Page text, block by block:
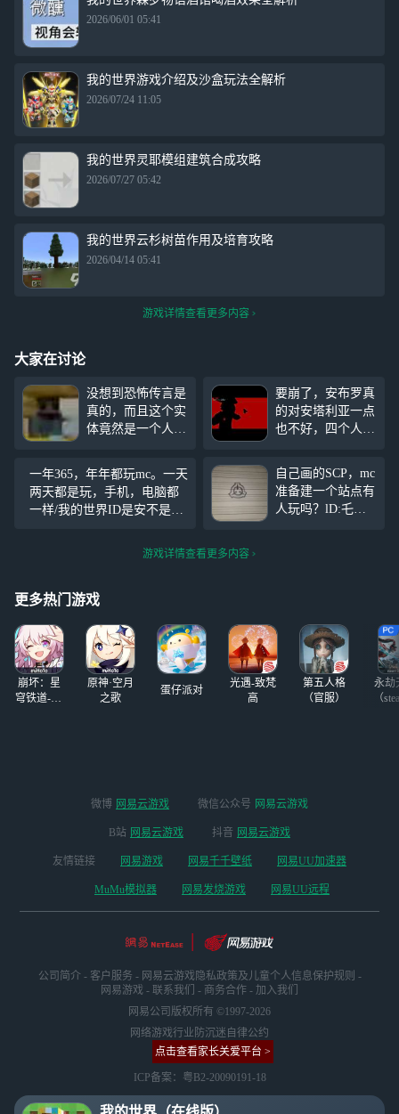
2026/06/01 05:41
我的世界游戏介绍及沙盒玩法全解析
2026/07/24 11:05
我的世界灵耶模组建筑合成攻略
2026/07/27 05:42
我的世界云杉树苗作用及培育攻略
2026/04/14 05:41
游戏详情查看更多内容
大家在讨论
没想到恐怖传言是
真的，而且这个实
体竟然是一个人的
的，你们千万不要
去是否则会！太吓
人了，还是不要去
要崩了，安布罗真
的对安塔利亚一点
也不好，四个人，
个，心疼，泡芙—
涅普—阿秩—Keve
n—小天使们回
家，呜呜呜，校长
一年365，年年都玩mc。一天
两天都是玩，手机，电脑都
一样/我的世界ID是安不是环
哥。就看你们加不加了？
自己画的SCP，mc
准备建一个站点有
人玩吗？lD:乇片
版无法私聊。亡者
听我的第一天得吃
几把枪，只要不是
游戏详情查看更多内容
更多热门游戏
崩坏：星
穹铁道-4.4
原神·空月
之歌
蛋仔派对
光遇-致梵
高
第五人格
（官服）
永劫
（
微博 网易云游戏 微信公众号 网易云游戏
B站 网易云游戏 抖音 网易云游戏
友情链接 网易游戏 网易千千壁纸 网易UU加速器
MuMu模拟器 网易发烧游戏 网易UU远程
公司简介 - 客户服务 - 网易云游戏隐私政策及儿童个人信息保护规则 -
网易游戏 - 联系我们 - 商务合作 - 加入我们
网易公司版权所有 ©1997-2026
网络游戏行业防沉迷自律公约
点击查看家长关爱平台 >
ICP备案：粤B2-20090191-18